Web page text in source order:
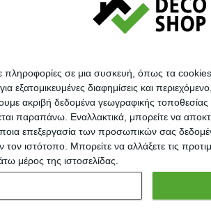
σε μια συσκευή, όπως τα
διαφημίσεις και
ακριβή δεδομένα γεωγραφικής
παραπάνω. Εναλλακτικά, μπορείτε να
επεξεργασία των προσωπικών σας
ιστότοπο. Μπορείτε να αλλάξετε τις
μέρος της ιστοσελίδας.
© Decoshop 2024